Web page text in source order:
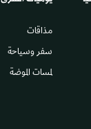
مذاقات
سفر وسياحة
لمسات الموضة